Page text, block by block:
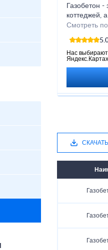
Газобетон
коттеджей,
Приобретая
материал,
газобетона!
Смотреть
Нас
Яндекс.Картах